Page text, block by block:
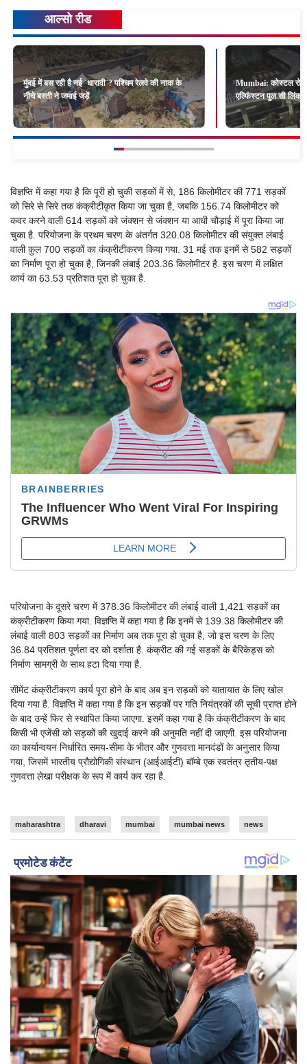
आल्सो रीड
मुंबई में बस रही है नई `धारावी`? पश्चिम रेलवे की नाक के
नीचे बस्ती ने जमाई जड़ें
Mumbai: कोस्टल रोड
एल्फिंस्टन पुल सी लिंक
विज्ञप्ति में कहा गया है कि पूरी हो चुकी सड़कों में से, 186 किलोमीटर की 771 सड़कों
को सिरे से सिरे तक कंक्रीटीकृत किया जा चुका है, जबकि 156.74 किलोमीटर को
कवर करने वाली 614 सड़कों को जंक्शन से जंक्शन या आधी चौड़ाई में पूरा किया जा
चुका है. परियोजना के प्रथम चरण के अंतर्गत 320.08 किलोमीटर की संयुक्त लंबाई
वाली कुल 700 सड़कों का कंक्रीटीकरण किया गया. 31 मई तक इनमें से 582 सड़कों
का निर्माण पूरा हो चुका है, जिनकी लंबाई 203.36 किलोमीटर है. इस चरण में लक्षित
कार्य का 63.53 प्रतिशत पूरा हो चुका है.
परियोजना के दूसरे चरण में 378.36 किलोमीटर की लंबाई वाली 1,421 सड़कों का
कंक्रीटीकरण किया गया. विज्ञप्ति में कहा गया है कि इनमें से 139.38 किलोमीटर की
लंबाई वाली 803 सड़कों का निर्माण अब तक पूरा हो चुका है, जो इस चरण के लिए
36.84 प्रतिशत पूर्णता दर को दर्शाता है. कंक्रीट की गई सड़कों के बैरिकेड्स को
निर्माण सामग्री के साथ हटा दिया गया है.
सीमेंट कंक्रीटीकरण कार्य पूरा होने के बाद अब इन सड़कों को यातायात के लिए खोल
दिया गया है. विज्ञप्ति में कहा गया है कि इन सड़कों पर गति नियंत्रकों की सूची प्राप्त होने
के बाद उन्हें फिर से स्थापित किया जाएगा. इसमें कहा गया है कि कंक्रीटीकरण के बाद
किसी भी एजेंसी को सड़कों की खुदाई करने की अनुमति नहीं दी जाएगी. इस परियोजना
का कार्यान्वयन निर्धारित समय-सीमा के भीतर और गुणवत्ता मानदंडों के अनुसार किया
गया, जिसमें भारतीय प्रौद्योगिकी संस्थान (आईआईटी) बॉम्बे एक स्वतंत्र तृतीय-पक्ष
गुणवत्ता लेखा परीक्षक के रूप में कार्य कर रहा है.
maharashtra dharavi mumbai mumbai news news